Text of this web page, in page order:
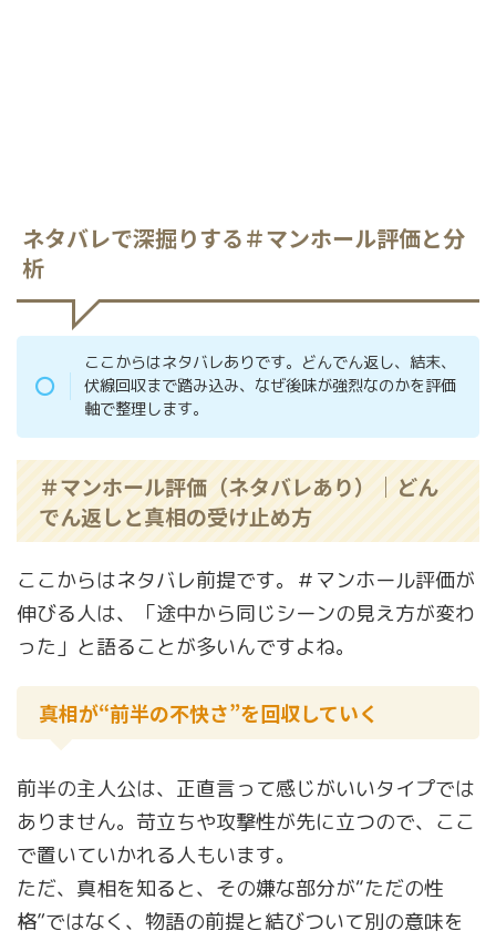
ネタバレで深掘りする＃マンホール評価と分
析
ここからはネタバレありです。どんでん返し、結末、
伏線回収まで踏み込み、なぜ後味が強烈なのかを評価
軸で整理します。
＃マンホール評価（ネタバレあり）｜どん
でん返しと真相の受け止め方
ここからはネタバレ前提です。＃マンホール評価が
伸びる人は、「途中から同じシーンの見え方が変わ
った」と語ることが多いんですよね。
真相が“前半の不快さ”を回収していく
前半の主人公は、正直言って感じがいいタイプでは
ありません。苛立ちや攻撃性が先に立つので、ここ
で置いていかれる人もいます。
ただ、真相を知ると、その嫌な部分が“ただの性
格”ではなく、物語の前提と結びついて別の意味を